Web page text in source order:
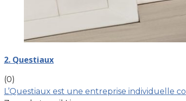
2. Questiaux
(0)
L’Questiaux est une entreprise individuelle